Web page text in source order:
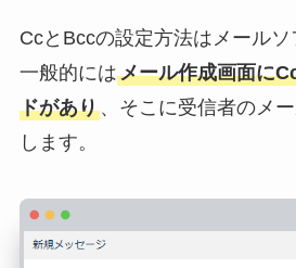
CcとBccの設定方法はメールソ
一般的にはメール作成画面に
ドがあり、そこに受信者のメ
します。